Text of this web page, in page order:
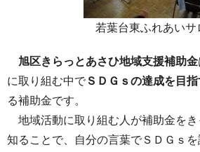
若葉台東ふれあいサ
旭区きらっとあさひ地域支援補助金
に取り組む中でＳＤＧｓの達成を目
る補助金です。
地域活動に取り組む人が補助金をき
知ることで、自分の言葉でＳＤＧｓ